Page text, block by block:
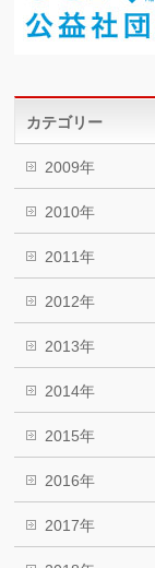
カテゴリー
2009年
2010年
2011年
2012年
2013年
2014年
2015年
2016年
2017年